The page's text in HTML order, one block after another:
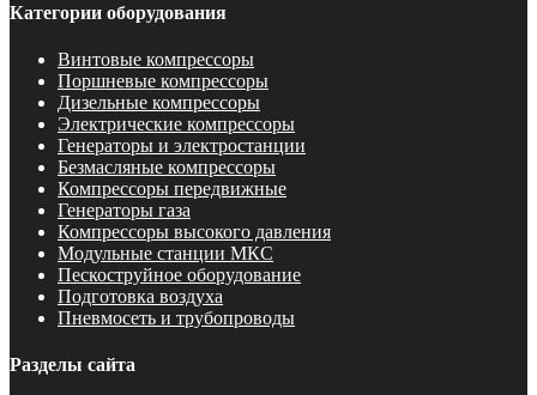
Категории оборудования
Винтовые компрессоры
Поршневые компрессоры
Дизельные компрессоры
Электрические компрессоры
Генераторы и электростанции
Безмасляные компрессоры
Компрессоры передвижные
Генераторы газа
Компрессоры высокого давления
Модульные станции МКС
Пескоструйное оборудование
Подготовка воздуха
Пневмосеть и трубопроводы
Разделы сайта